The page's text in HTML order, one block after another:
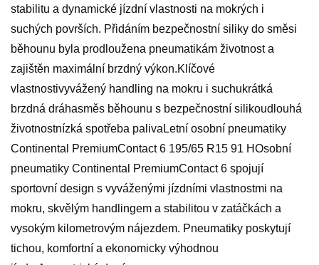
stabilitu a dynamické jízdní vlastnosti na mokrých i
suchých površích. Přidáním bezpečnostní siliky do směsi
běhounu byla prodloužena pneumatikám životnost a
zajištěn maximální brzdný výkon.Klíčové
vlastnostivyvážený handling na mokru i suchukrátká
brzdná dráhasměs běhounu s bezpečnostní silikoudlouhá
životnostnízká spotřeba palivaLetní osobní pneumatiky
Continental PremiumContact 6 195/65 R15 91 HOsobní
pneumatiky Continental PremiumContact 6 spojují
sportovní design s vyváženými jízdními vlastnostmi na
mokru, skvělým handlingem a stabilitou v zatáčkách a
vysokým kilometrovým nájezdem. Pneumatiky poskytují
tichou, komfortní a ekonomicky výhodnou